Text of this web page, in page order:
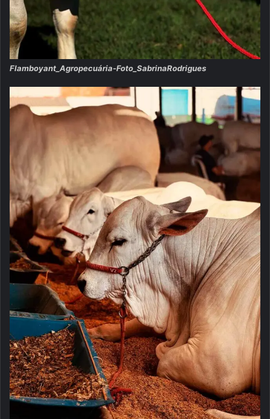
Flamboyant_Agropecuária-Foto_SabrinaRodrigues